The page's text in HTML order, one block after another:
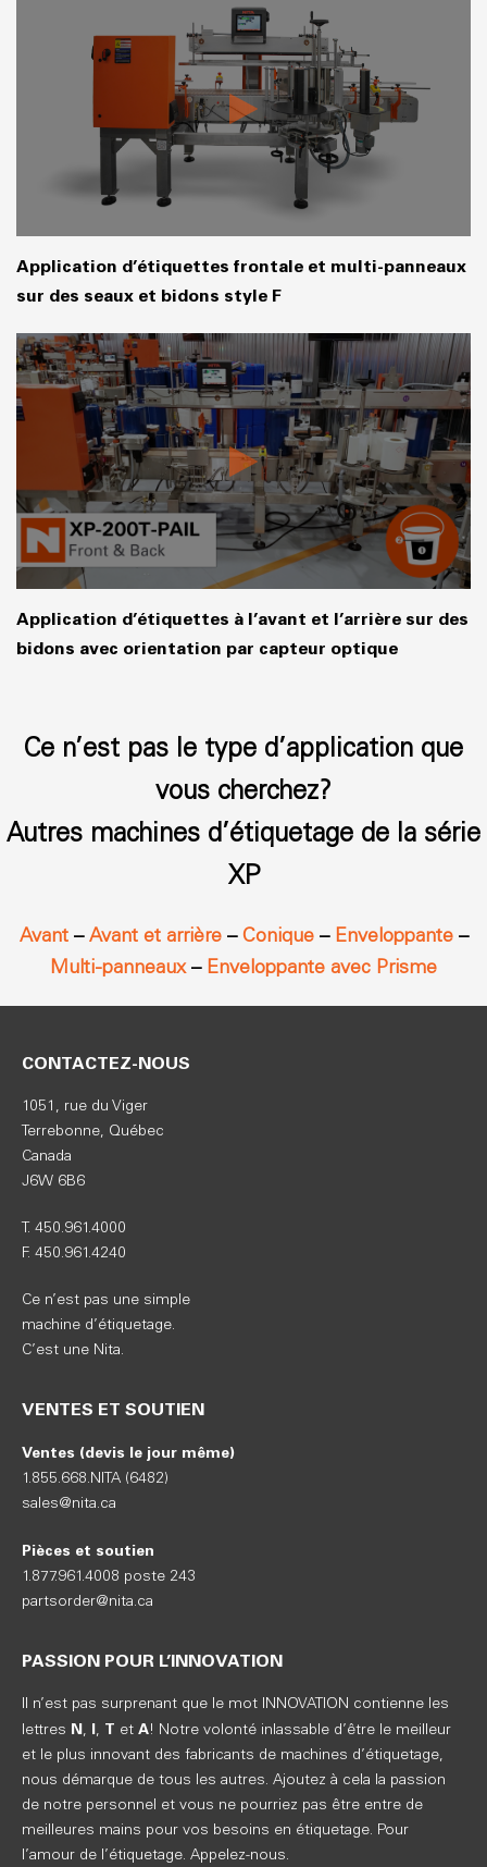
Application d’étiquettes frontale et multi-panneaux
sur des seaux et bidons style F
Application d’étiquettes à l’avant et l’arrière sur des
bidons avec orientation par capteur optique
Ce n’est pas le type d’application que
vous cherchez?
Autres machines d’étiquetage de la série
XP
Avant– Avant et arrière– Conique– Enveloppante–
Multi-panneaux– Enveloppante avec Prisme
CONTACTEZ-NOUS
1051, rue du Viger
Terrebonne, Québec
Canada
J6W 6B6
T. 450.961.4000
F. 450.961.4240
Ce n’est pas une simple
machine d’étiquetage.
C’est une Nita.
VENTES ET SOUTIEN
Ventes (devis le jour même)
1.855.668.NITA (6482)
sales@nita.ca
Pièces et soutien
1.877.961.4008 poste 243
partsorder@nita.ca
PASSION POUR L’INNOVATION
Il n’est pas surprenant que le mot INNOVATION contienne les
lettres N, I, T et A! Notre volonté inlassable d’être le meilleur
et le plus innovant des fabricants de machines d’étiquetage,
nous démarque de tous les autres. Ajoutez à cela la passion
de notre personnel et vous ne pourriez pas être entre de
meilleures mains pour vos besoins en étiquetage. Pour
l’amour de l’étiquetage. Appelez-nous.